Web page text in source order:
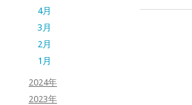
4月
3月
2月
1月
2024年
2023年